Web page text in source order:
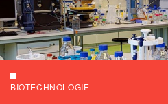
BIOTECHNOLOGIE